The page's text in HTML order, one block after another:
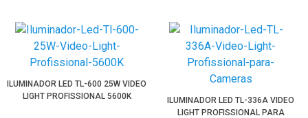
ILUMINADOR LED TL-600 25W VIDEO
LIGHT PROFISSIONAL 5600K
ILUMINADOR LED TL-336A VIDEO
LIGHT PROFISSIONAL PARA